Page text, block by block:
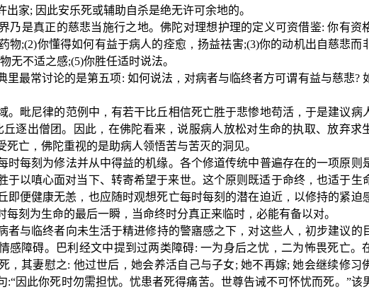
出家; 因此安乐死或辅助自杀是绝无许可余地的。
乃是真正的慈悲当施行之地。佛陀对理想护理的定义可资借鉴: 你有资
物;(2)你懂得如何有益于病人的痊愈，扬益祛害;(3)你的动机出自慈悲而
无不适之感;(5)你胜任适时说法。
里最常讨论的是第五项: 如何说法 ， 对病者与临终者方可谓有益与慈悲?
。毗尼律的范例中 ，有若干比丘相信死亡胜于悲惨地苟活，于是建议病
丘逐出僧团。因此 ， 在佛陀看来 ，说服病人放松对生命的执取、放弃求
死亡 ， 佛陀重视的是助病人领悟苦与苦灭的洞见。
时每刻为修法并从中得益的机缘。各个修道传统中普遍存在的一项原则
于以嗔心面对当下、转寄希望于来世。这个原则既适于命终 ，也适于生
即便健康无恙 ， 也应随时观想死亡每时每刻的潜在迫近， 以修持的紧迫
每刻为生命的最后一瞬 ， 当命终时分真正来临时 ， 必能有备以对。
者与临终者向未生活于精进修持的警寤感之下 ， 对这些人 ，初步建议的
感障碍。巴利经文中提到过两类障碍: 一为身后之忧 ， 二为怖畏死亡。
，其妻慰之: 他过世后 ，她会养活自己与子女; 她不再嫁;她会继续修习
:“因此你死时勿需担忧。忧患者死得痛苦。世尊告诫不可怀忧而死。”该